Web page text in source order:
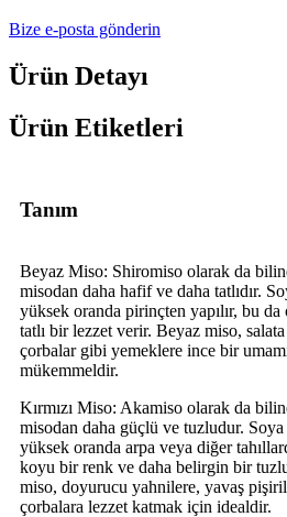
Bize e-posta gönderin
Ürün Detayı
Ürün Etiketleri
Tanım
Beyaz Miso: Shiromiso olarak da
misodan daha hafif ve daha tatlıdır.
yüksek oranda pirinçten yapılır, bu
tatlı bir lezzet verir. Beyaz miso,
çorbalar gibi yemeklere ince bir
mükemmeldir.
Kırmızı Miso: Akamiso olarak da
misodan daha güçlü ve tuzludur.
yüksek oranda arpa veya diğer
koyu bir renk ve daha belirgin bir tuzlu
miso, doyurucu yahnilere, yavaş
çorbalara lezzet katmak için idealdir.